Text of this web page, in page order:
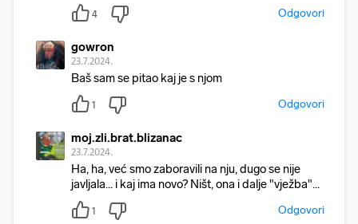
4 Odgovori
gowron
23.7.2024.
Baš sam se pitao kaj je s njom
1 Odgovori
moj.zli.brat.blizanac
23.7.2024.
Ha, ha, već smo zaboravili na nju, dugo se nije
javljala... i kaj ima novo? Ništ, ona i dalje "vježba"...
1 Odgovori